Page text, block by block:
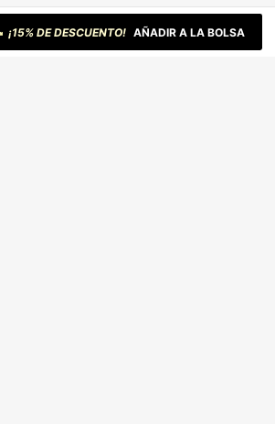
de mo
¡15% DE DESCUENTO! AÑADIR A LA BOLSA